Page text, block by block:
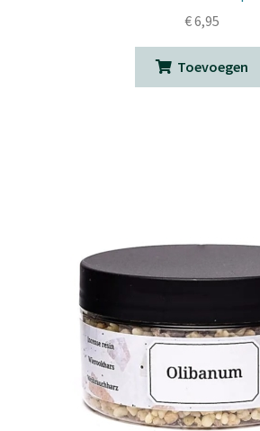
€6,95
Toevoegen